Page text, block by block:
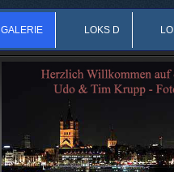
GALERIE LOKS D